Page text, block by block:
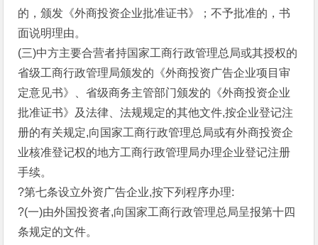
的，颁发《外商投资企业批准证书》；不予批准的，书
面说明理由。
(三)中方主要合营者持国家工商行政管理总局或其授权的
省级工商行政管理局颁发的《外商投资广告企业项目审
定意见书》、省级商务主管部门颁发的《外商投资企业
批准证书》及法律、法规规定的其他文件,按企业登记注
册的有关规定,向国家工商行政管理总局或有外商投资企
业核准登记权的地方工商行政管理局办理企业登记注册
手续。
?第七条设立外资广告企业,按下列程序办理:
?(一)由外国投资者,向国家工商行政管理总局呈报第十四
条规定的文件。